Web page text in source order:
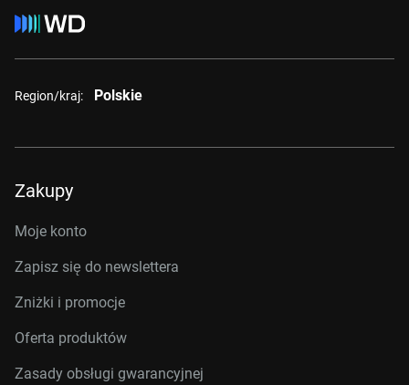
Region/kraj: Polskie
Zakupy
Moje konto
Zapisz się do newslettera
Zniżki i promocje
Oferta produktów
Zasady obsługi gwarancyjnej